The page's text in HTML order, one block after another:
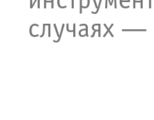
случаях —